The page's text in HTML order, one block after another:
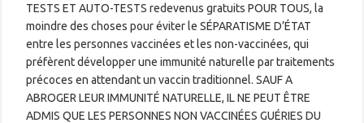
TESTS ET AUTO-TESTS redevenus gratuits POUR TOUS, la
moindre des choses pour éviter le SÉPARATISME D’ÉTAT
entre les personnes vaccinées et les non-vaccinées, qui
préfèrent développer une immunité naturelle par traitements
précoces en attendant un vaccin traditionnel. SAUF A
ABROGER LEUR IMMUNITÉ NATURELLE, IL NE PEUT ÊTRE
ADMIS QUE LES PERSONNES NON VACCINÉES GUÉRIES DU